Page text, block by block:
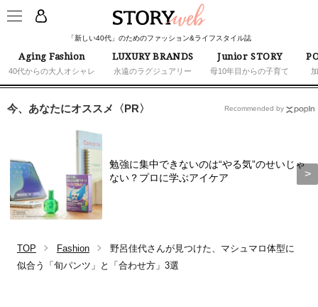
「新しい40代」のためのファッション&ライフスタイル誌
Aging Fashion
40代からの大人オシャレ
LUXURY BRANDS
永遠のラグジュアリー
Junior STORY
母10年目からの子育て
今、あなたにオススメ〈PR〉
勉強に集中できないのは“やる気”のせいじゃ
ない？プロに学ぶアイケア
Recommended by
TOP Fashion
野呂佳代さんが見つけた、マシュマロ体型に
似合う「旬パンツ」と「合わせ方」3選